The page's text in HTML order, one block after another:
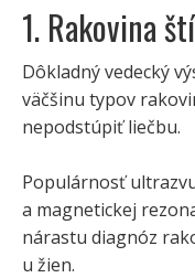
1. Rakovina
Dôkladný vedecký
väčšinu typov
nepodstúpiť liečbu.
Populárnosť
a magnetickej
nárastu diagnóz
u žien.